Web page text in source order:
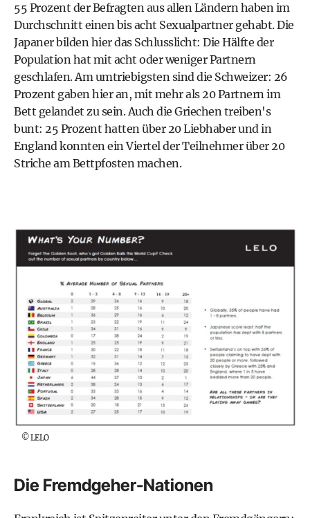
55 Prozent der Befragten aus allen Ländern haben im
Durchschnitt einen bis acht Sexualpartner gehabt. Die
Japaner bilden hier das Schlusslicht: Die Hälfte der
Population hat mit acht oder weniger Partnern
geschlafen. Am umtriebigsten sind die Schweizer: 26
Prozent gaben hier an, mit mehr als 20 Partnern im
Bett gelandet zu sein. Auch die Griechen treiben's
bunt: 25 Prozent hatten über 20 Liebhaber und in
England konnten ein Viertel der Teilnehmer über 20
Striche am Bettpfosten machen.
©LELO
Die Fremdgeher-Nationen